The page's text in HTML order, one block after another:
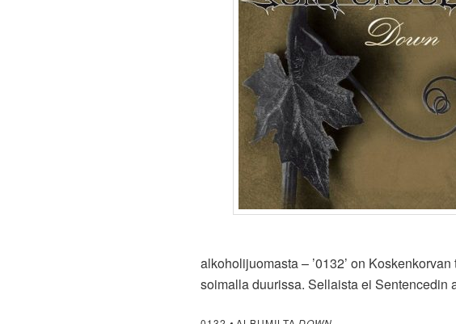
alkoholijuomasta – ’0132’ on
soimalla duurissa. Sellaista ei Sentencedin